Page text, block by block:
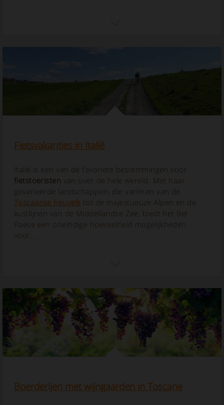
Fietsvakanties in Italië
Italië is een van de favoriete bestemmingen voor
fietstoeristen van over de hele wereld. Met haar
gevarieerde landschappen, die variëren van de
Toscaanse heuvels tot de majestueuze Alpen en de
kustlijnen van de Middellandse Zee, biedt het Bel
Paese een oneindige hoeveelheid mogelijkheden
voor...
Boerderijen met wijngaarden in Toscane